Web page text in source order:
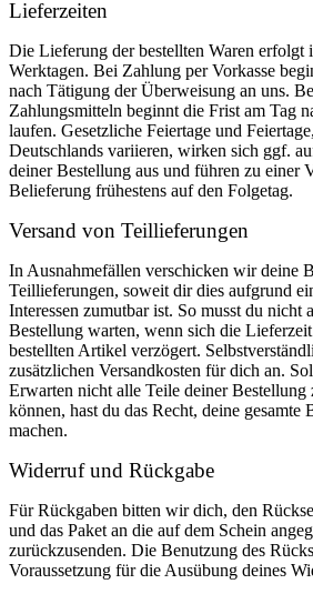
Lieferzeiten
Die Lieferung der bestellten Waren erfolgt
Werktagen. Bei Zahlung per Vorkasse
nach Tätigung der Überweisung an uns.
Zahlungsmitteln beginnt die Frist am Tag
laufen. Gesetzliche Feiertage und
Deutschlands variieren, wirken sich ggf.
deiner Bestellung aus und führen zu einer
Belieferung frühestens auf den Folgetag.
Versand von Teillieferungen
In Ausnahmefällen verschicken wir deine
Teillieferungen, soweit dir dies aufgrund
Interessen zumutbar ist. So musst du nicht
Bestellung warten, wenn sich die
bestellten Artikel verzögert.
zusätzlichen Versandkosten für dich an.
Erwarten nicht alle Teile deiner Bestellung
können, hast du das Recht, deine gesamte
machen.
Widerruf und Rückgabe
Für Rückgaben bitten wir dich, den
und das Paket an die auf dem Schein
zurückzusenden. Die Benutzung des
Voraussetzung für die Ausübung deines